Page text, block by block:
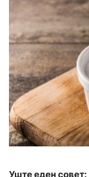
Уште еден совет: